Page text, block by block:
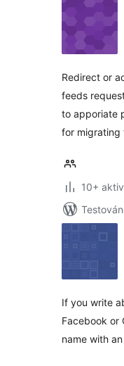
Redirect or
feeds
to apporiate
for
10+
If you write
Facebook or
name with